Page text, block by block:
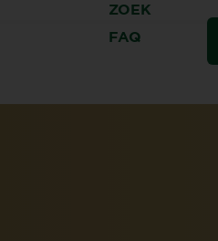
ZOEK
FAQ